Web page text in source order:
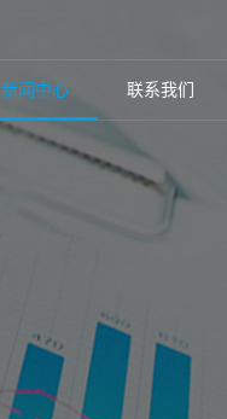
新闻中心 联系我们